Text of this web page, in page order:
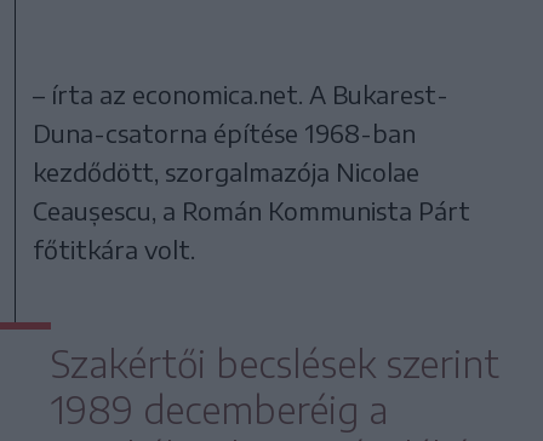
– írta az economica.net. A Bukarest-
Duna-csatorna építése 1968-ban
kezdődött, szorgalmazója Nicolae
Ceaușescu, a Román Kommunista Párt
főtitkára volt.
Szakértői becslések szerint
1989 decemberéig a